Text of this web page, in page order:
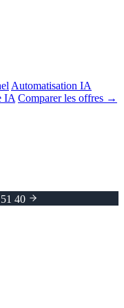
Automatisation IA
IA Comparer les offres →
40